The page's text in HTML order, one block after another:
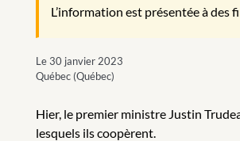
L’information est présentée à des
Le 30 janvier 2023
Québec (Québec)
Hier, le premier ministre Justin
lesquels ils coopèrent.